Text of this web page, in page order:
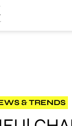
& TRENDS